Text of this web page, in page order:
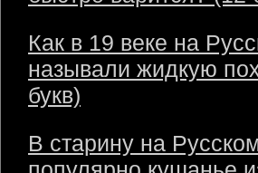
Как в 19 веке на
называли жидкую
букв)
В старину на